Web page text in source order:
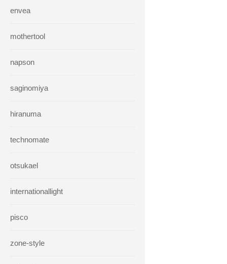
envea
mothertool
napson
saginomiya
hiranuma
technomate
otsukael
internationallight
pisco
zone-style